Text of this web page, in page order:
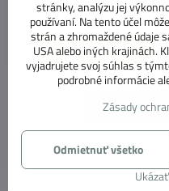
dosku jednoducho skrátiť na
požadovaný rozmer – stačí ju
odstrihnúť pozdĺž perforácie.
13,95 €
11,34 € bez DPH
Do košíka
stránky, analýzu jej
používaní. Na tento účel
strán a zhromaždené údaje
USA alebo iných krajinách.
vyjadrujete svoj súhlas s
podrobné informácie
Zásady
Odmietnuť všetko